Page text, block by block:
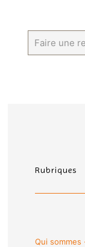
Rubriques
Qui sommes